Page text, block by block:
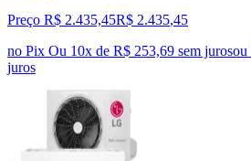
Preço R$ 2.435,45R$ 2.435,45
no Pix Ou 10x de R$ 253,69 sem jurosou
juros